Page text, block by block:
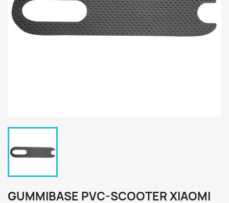
GUMMIBASE PVC-SCOOTER XIAOMI